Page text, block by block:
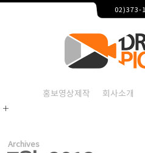
7월 – 2013 – 홍보영상제작 드
2013 7월,홍보영상제작,홍보
2013 7월
2013 7월,홍보영상제작,홍보
02)373-
홍보영상제작 회사소개
Archives